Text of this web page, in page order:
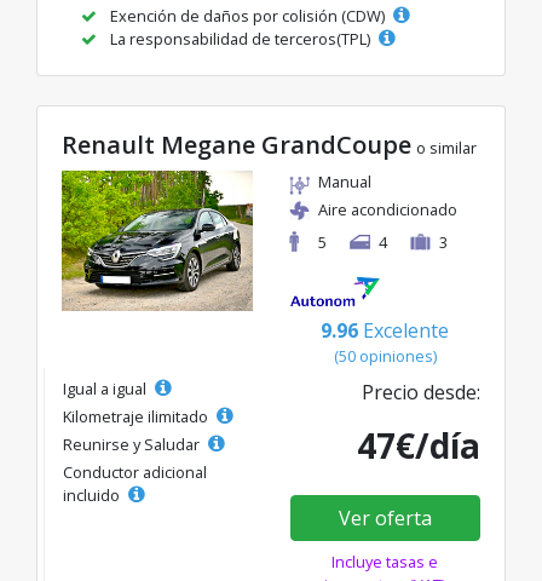
Exención de daños por colisión (CDW)
La responsabilidad de terceros(TPL)
Renault Megane GrandCoupe o similar
Manual
Aire acondicionado
5
4 3
9.96 Excelente
(50 opiniones)
Igual a igual
Kilometraje ilimitado
Reunirse y Saludar
Conductor adicional
incluido
Precio desde:
47€/día
Ver oferta
Incluye tasas e